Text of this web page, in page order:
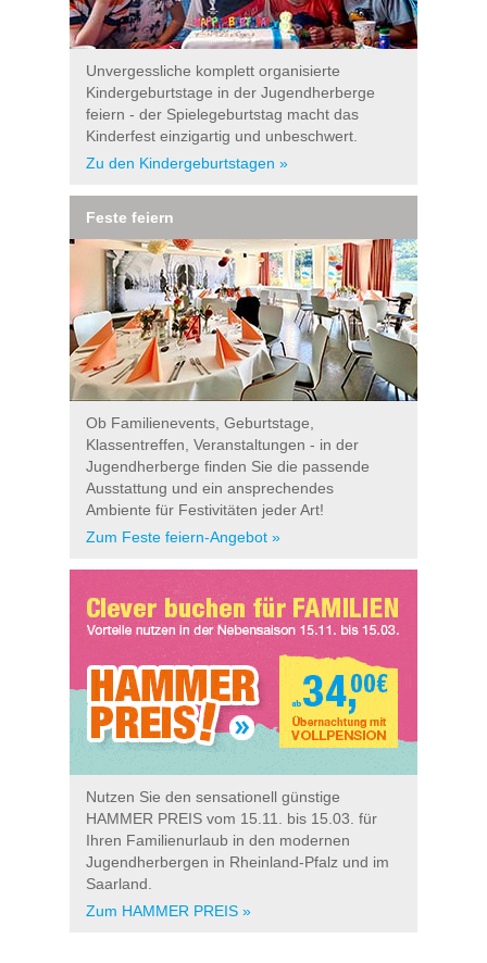
Unvergessliche komplett organisierte
Kindergeburtstage in der Jugendherberge
feiern - der Spielegeburtstag macht das
Kinderfest einzigartig und unbeschwert.
Zu den Kindergeburtstagen »
Feste feiern
Ob Familienevents, Geburtstage,
Klassentreffen, Veranstaltungen - in der
Jugendherberge finden Sie die passende
Ausstattung und ein ansprechendes
Ambiente für Festivitäten jeder Art!
Zum Feste feiern-Angebot »
Nutzen Sie den sensationell günstige
HAMMER PREIS vom 15.11. bis 15.03. für
Ihren Familienurlaub in den modernen
Jugendherbergen in Rheinland-Pfalz und im
Saarland.
Zum HAMMER PREIS »